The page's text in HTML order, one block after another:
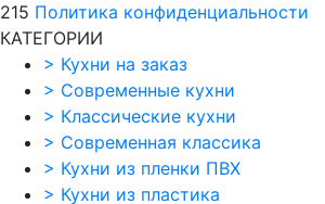
215 Политика конфиденциальности
КАТЕГОРИИ
> Кухни на заказ
> Современные кухни
> Классические кухни
> Современная классика
> Кухни из пленки ПВХ
> Кухни из пластика